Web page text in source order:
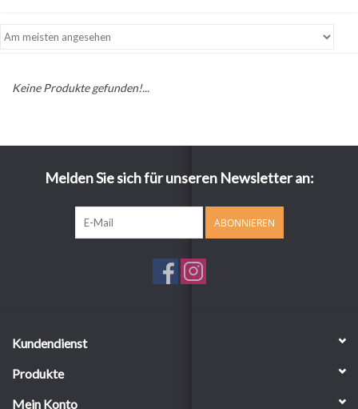
Keine Produkte gefunden!...
Melden Sie sich für unseren Newsletter an:
ABONNIEREN
Kundendienst
Produkte
Mein Konto